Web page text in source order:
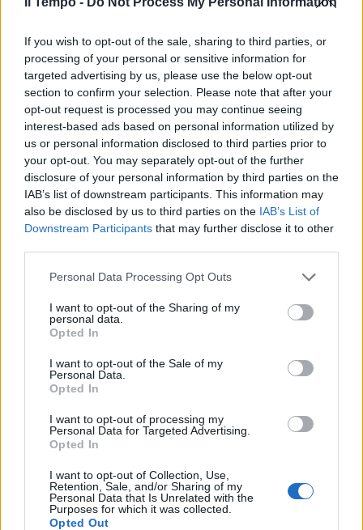
If you wish to opt-out of the sale, sharing to third parties, or
processing of your personal or sensitive information for
targeted advertising by us, please use the below opt-out
section to confirm your selection. Please note that after your
opt-out request is processed you may continue seeing
interest-based ads based on personal information utilized by
us or personal information disclosed to third parties prior to
your opt-out. You may separately opt-out of the further
disclosure of your personal information by third parties on the
IAB’s list of downstream participants. This information may
also be disclosed by us to third parties on the IAB’s List of
Downstream Participants that may further disclose it to other
Personal Data Processing Opt Outs
I want to opt-out of the Sharing of my
personal data.
Opted In
I want to opt-out of the Sale of my
Personal Data.
Opted In
I want to opt-out of processing my
Personal Data for Targeted Advertising.
Opted In
I want to opt-out of Collection, Use,
Retention, Sale, and/or Sharing of my
Personal Data that Is Unrelated with the
Purposes for which it was collected.
Opted Out